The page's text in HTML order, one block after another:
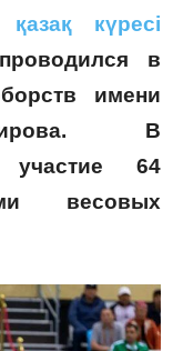
қазақ күресі
в
имени
В
участие 64
весовых